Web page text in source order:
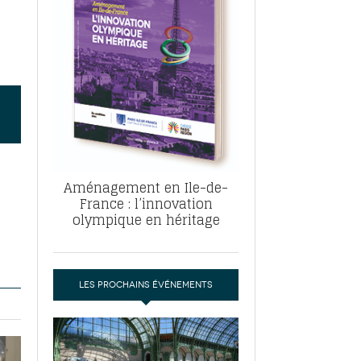
ABF, ZAC : F. Vauglin détaille sa
pour l’urbanisme parisien- 17
de la tech et de la finance
marché de la location de luxe-
Aménagement en Ile-de-
France : l’innovation
olympique en héritage
LES PROCHAINS ÉVÉNEMENTS